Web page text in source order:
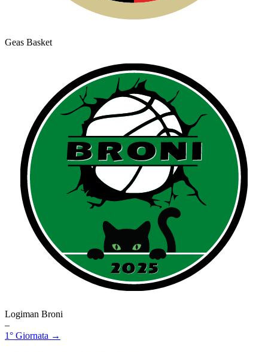
Geas Basket
Logiman Broni
–
1° Giornata →